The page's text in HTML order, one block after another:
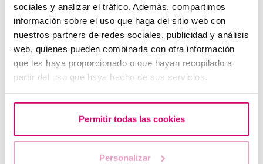
sociales y analizar el tráfico. Además, compartimos
información sobre el uso que haga del sitio web con
nuestros partners de redes sociales, publicidad y análisis
web, quienes pueden combinarla con otra información
que les haya proporcionado o que hayan recopilado a
partir del uso que haya hecho de sus servicios.
Permitir todas las cookies
Personalizar
Nuevo embarazo tras un aborto bioquímico